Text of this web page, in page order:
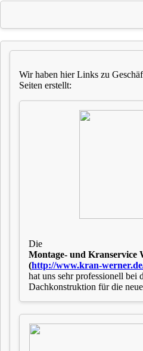
Wir haben hier Links zu
Seiten erstellt:
Die
Montage- und Kranservice
(http://www.kran-
hat uns sehr professionell bei
Dachkonstruktion für die